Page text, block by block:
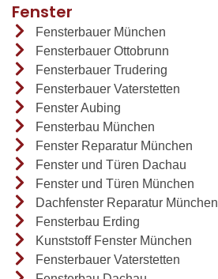
Fenster
Fensterbauer München
Fensterbauer Ottobrunn
Fensterbauer Trudering
Fensterbauer Vaterstetten
Fenster Aubing
Fensterbau München
Fenster Reparatur München
Fenster und Türen Dachau
Fenster und Türen München
Dachfenster Reparatur München
Fensterbau Erding
Kunststoff Fenster München
Fensterbauer Vaterstetten